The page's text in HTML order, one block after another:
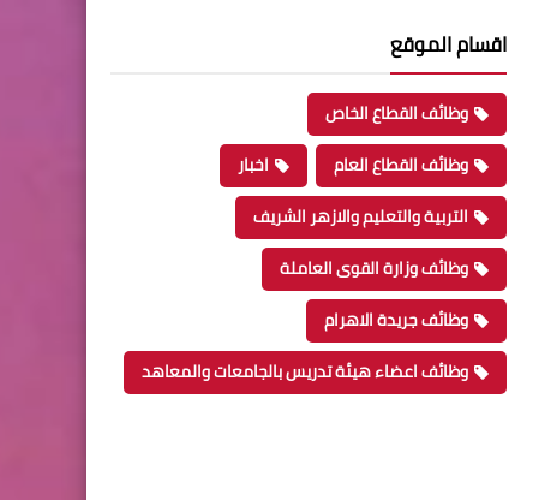
اقسام الموقع
وظائف القطاع الخاص
وظائف القطاع العام
اخبار
التربية والتعليم والازهر الشريف
وظائف وزارة القوى العاملة
وظائف جريدة الاهرام
وظائف اعضاء هيئة تدريس بالجامعات والمعاهد